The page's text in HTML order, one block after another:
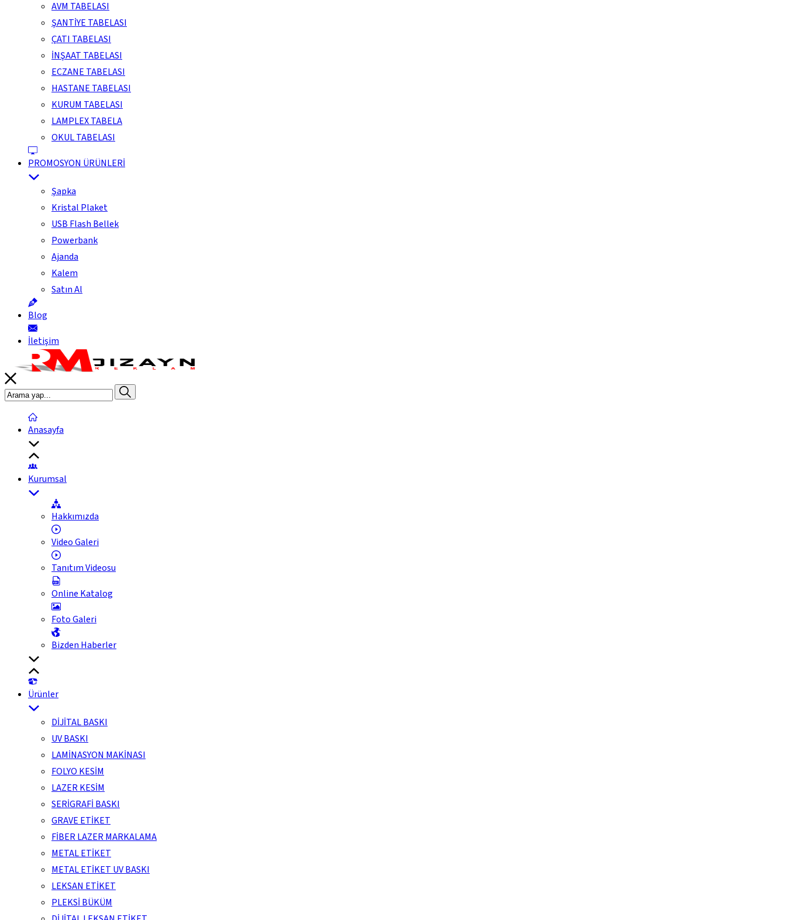
AVM TABELASI
ŞANTİYE TABELASI
ÇATI TABELASI
İNŞAAT TABELASI
ECZANE TABELASI
HASTANE TABELASI
KURUM TABELASI
LAMPLEX TABELA
OKUL TABELASI
PROMOSYON ÜRÜNLERİ
Şapka
Kristal Plaket
USB Flash Bellek
Powerbank
Ajanda
Kalem
Satın Al
Blog
İletişim
Anasayfa
Kurumsal
Hakkımızda
Video Galeri
Tanıtım Videosu
Online Katalog
Foto Galeri
Bizden Haberler
Ürünler
DİJİTAL BASKI
UV BASKI
LAMİNASYON MAKİNASI
FOLYO KESİM
LAZER KESİM
SERİGRAFİ BASKI
GRAVE ETİKET
FİBER LAZER MARKALAMA
METAL ETİKET
METAL ETİKET UV BASKI
LEKSAN ETİKET
PLEKSİ BÜKÜM